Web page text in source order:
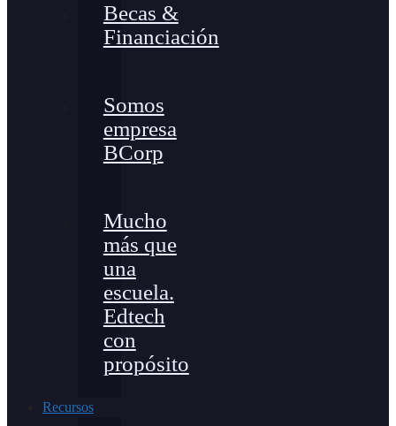
Becas &
Financiación
Somos
empresa
BCorp
Mucho
más que
una
escuela.
Edtech
con
propósito
Recursos